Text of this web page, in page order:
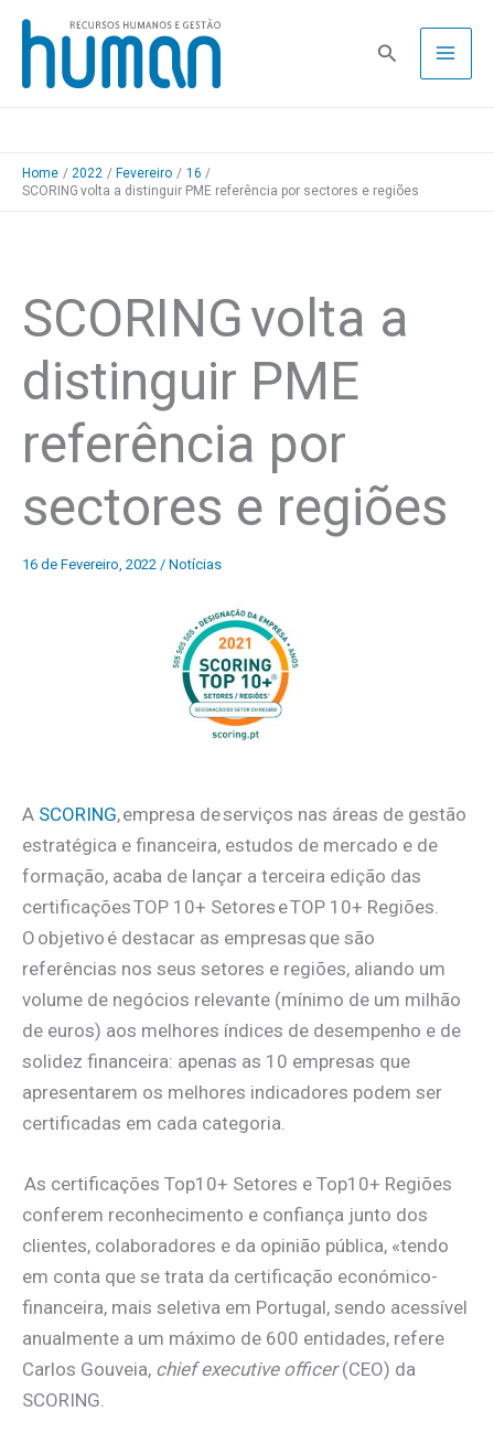
Skip
content
Pesquisa
Home 2022 Fevereiro
16
SCORING volta a distinguir PME referência por sectores e regiões
SCORING volta a
distinguir PME
referência por
sectores e regiões
16 de Fevereiro, 2022 / Notícias
A SCORING, empresa de serviços nas áreas de gestão
estratégica e financeira, estudos de mercado e de
formação, acaba de lançar a terceira edição das
certificações TOP 10+ Setores e TOP 10+ Regiões.
O objetivo é destacar as empresas que são
referências nos seus setores e regiões, aliando um
volume de negócios relevante (mínimo de um milhão
de euros) aos melhores índices de desempenho e de
solidez financeira: apenas as 10 empresas que
apresentarem os melhores indicadores podem ser
certificadas em cada categoria.
As certificações Top10+ Setores e Top10+ Regiões
conferem reconhecimento e confiança junto dos
clientes, colaboradores e da opinião pública, «tendo
em conta que se trata da certificação económico-
financeira, mais seletiva em Portugal, sendo acessível
anualmente a um máximo de 600 entidades, refere
Carlos Gouveia, chief executive officer(CEO) da
SCORING.